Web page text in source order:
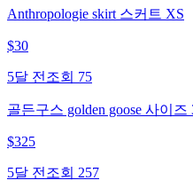
Anthropologie skirt 스커트 XS
$30
5달 전 조회 75
골든구스 golden goose 사이즈
$325
5달 전 조회 257